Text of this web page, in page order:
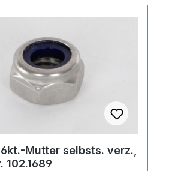
Mutter selbsts. verz.,
102.1689